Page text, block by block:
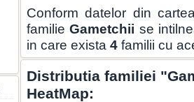
Conform datelor din
familieGametchii se
in care exista 4 familii cu
Distributia familiei
HeatMap: